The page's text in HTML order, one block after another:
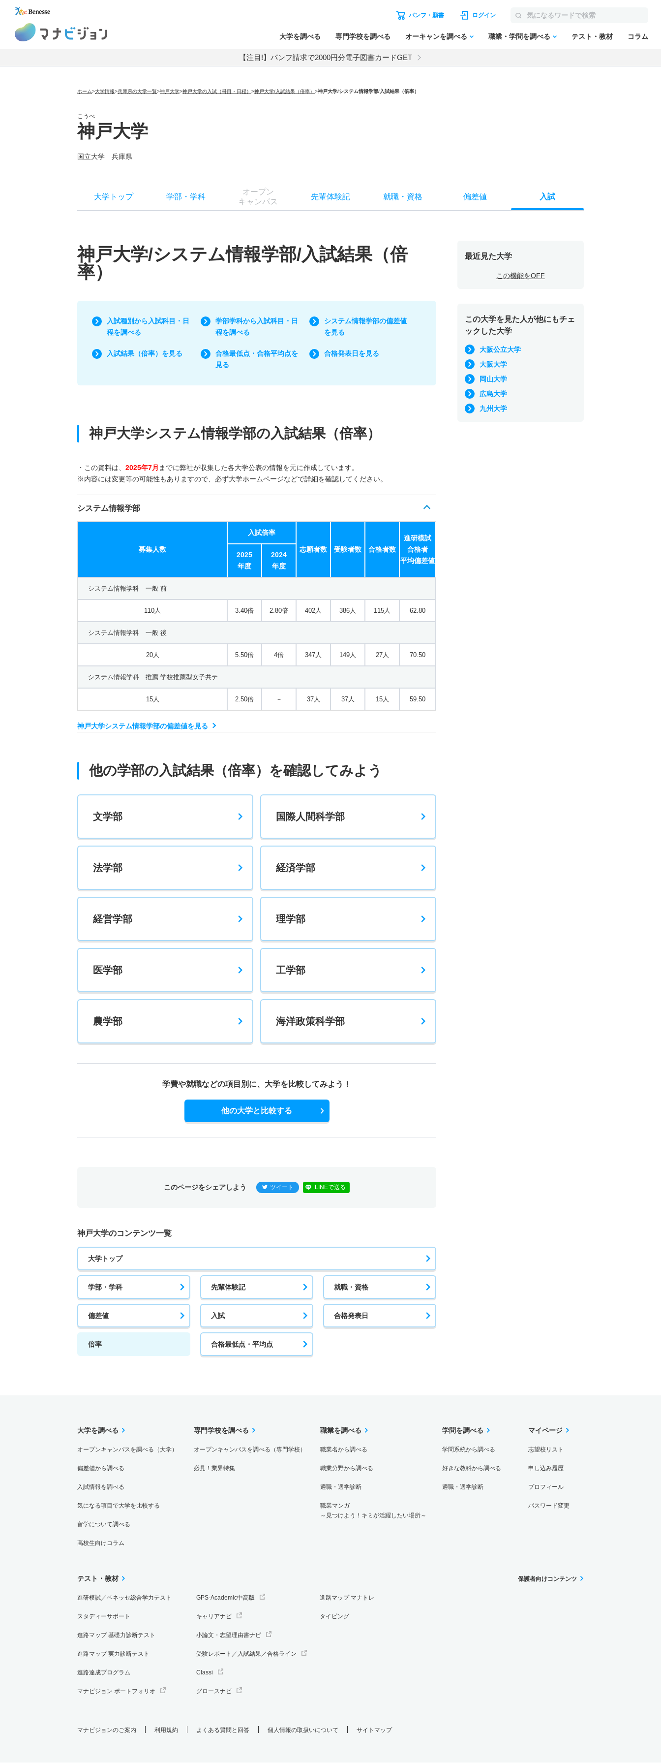
パンフ・願書 ログイン
大学を調べる 専門学校を調べる オーキャンを調べる 職業・学問を調べる テスト・教材 コラム
【注目!】パンフ請求で2000円分電子図書カードGET
ホーム>大学情報>兵庫県の大学一覧>神戸大学>神戸大学の入試（科目・日程） >神戸大学/入試結果（倍率） >神戸大学/システム情報学部/入試結果（倍率）
こうべ
神戸大学
国立大学 兵庫県
大学トップ 学部 ・ 学科
オープン
キャンパス
先輩体験記 就職・ 資格 偏差値 入試
神戸大学/システム情報学部/入試結果（倍
率）
入試種別から入試科目・日
程を調べる
学部学科から入試科目・日
程を調べる
システム情報学部の偏差値
を見る
入試結果（倍率）を見る
合格最低点・合格平均点を
見る
合格発表日を見る
神戸大学システム情報学部の入試結果（倍率）
・この資料は、 2025年7月 までに弊社が収集した各大学公表の情報を元に作成しています。
※内容には変更等の可能性もありますので、必ず大学ホームページなどで詳細を確認してください。
システム情報学部
募集人数
入試倍率
志願者数 受験者数 合格者数
進研模試
合格者
平均偏差値
2025
年度
2024
年度
システム情報学科 一般 前
110人 3.40倍 2.80倍 402人 386人 115人 62.80
システム情報学科 一般 後
20人 5.50倍 4倍 347人 149人 27人 70.50
システム情報学科 推薦 学校推薦型女子共テ
15人 2.50倍 － 37人 37人 15人 59.50
神戸大学システム情報学部の偏差値を見る
他の学部の入試結果（倍率）を確認してみよう
文学部 国際人間科学部
法学部 経済学部
経営学部 理学部
医学部 工学部
農学部 海洋政策科学部
学費や就職などの項目別に、 大学を比較してみよう！
他の大学と比較する
このページをシェアしよう ツイート LINEで送る
神戸大学のコンテンツ一覧
大学トップ
学部・学科 先輩体験記 就職・資格
偏差値 入試 合格発表日
倍率 合格最低点・平均点
最近見た大学
この機能をOFF
この大学を見た人が他にもチェ
ックした大学
大阪公立大学
大阪大学
岡山大学
広島大学
九州大学
大学を調べる
オープンキャンパスを調べる（大学）
偏差値から調べる
入試情報を調べる
気になる項目で大学を比較する
留学について調べる
高校生向けコラム
専門学校を調べる
オープンキャンパスを調べる（専門学校）
必見！業界特集
職業を調べる
職業名から調べる
職業分野から調べる
適職・適学診断
職業マンガ
～見つけよう！キミが活躍したい場所～
学問を調べる
学問系統から調べる
好きな教科から調べる
適職・適学診断
マイページ
志望校リスト
申し込み履歴
プロフィール
パスワード変更
テスト・教材
進研模試／ベネッセ総合学力テスト
スタディーサポート
進路マップ 基礎力診断テスト
進路マップ 実力診断テスト
進路達成プログラム
マナビジョン ポートフォリオ
GPS-Academic中高版
キャリアナビ
小論文・志望理由書ナビ
受験レポート／入試結果／合格ライン
Classi
グロースナビ
進路マップ マナトレ
タイピング
保護者向けコンテンツ
マナビジョンのご案内 利用規約 よくある質問と回答 個人情報の取扱いについて サイトマップ